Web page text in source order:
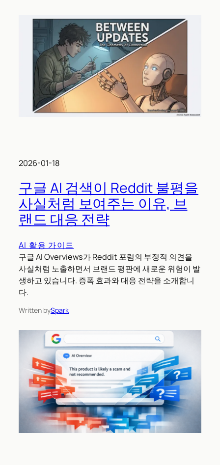
2026-01-18
구글 AI 검색이 Reddit 불평을
사실처럼 보여주는 이유, 브
랜드 대응 전략
AI 활용 가이드
구글 AI Overviews가 Reddit 포럼의 부정적 의견을
사실처럼 노출하면서 브랜드 평판에 새로운 위험이 발
생하고 있습니다. 증폭 효과와 대응 전략을 소개합니
다.
Written bySpark